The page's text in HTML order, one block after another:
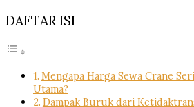
DAFTAR ISI
Mengapa Harga Sewa Crane
Utama?
Dampak Buruk dari